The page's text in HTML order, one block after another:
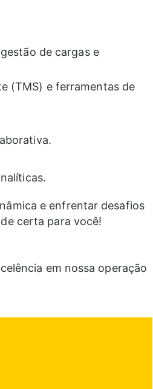
de cargas e
(TMS) e ferramentas de
e enfrentar desafios
certa para você!
em nossa operação